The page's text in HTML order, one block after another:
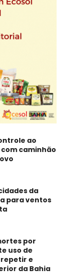
ao
caminhão
da
para ventos
por
uso de
e
da Bahia